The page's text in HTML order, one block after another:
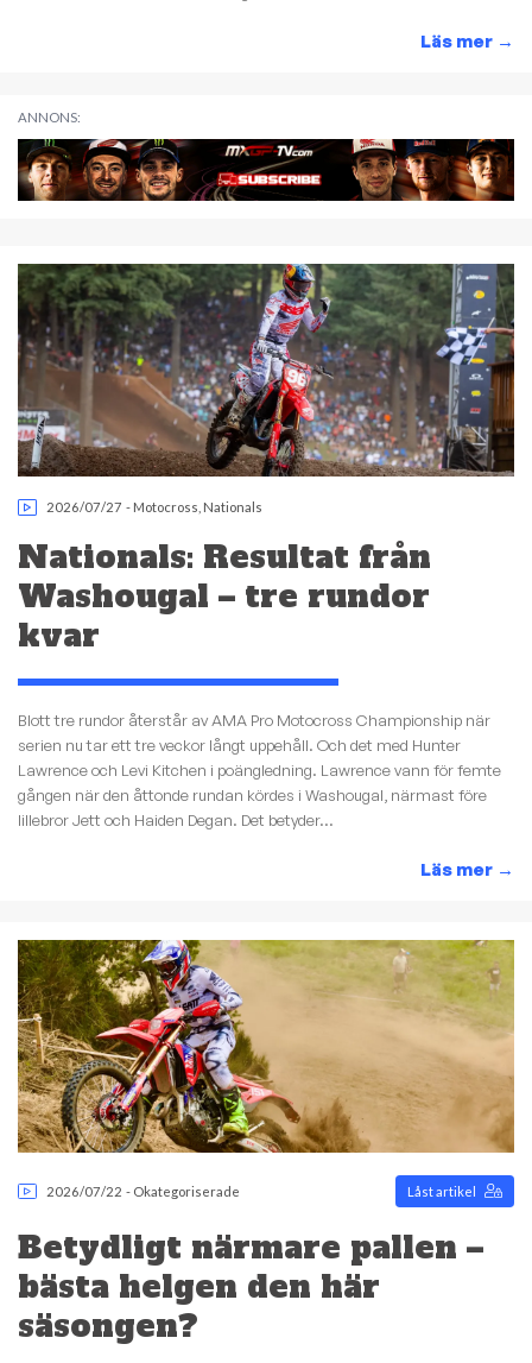
Läs mer →
ANNONS:
2026/07/27 - Motocross Nationals
Nationals: Resultat från
Washougal – tre rundor
kvar
Blott tre rundor återstår av AMA Pro Motocross Championship när
serien nu tar ett tre veckor långt uppehåll. Och det med Hunter
Lawrence och Levi Kitchen i poängledning. Lawrence vann för femte
gången när den åttonde rundan kördes i Washougal, närmast före
lillebror Jett och Haiden Degan. Det betyder...
Läs mer →
2026/07/22 - Okategoriserade Låst artikel
Betydligt närmare pallen –
bästa helgen den här
säsongen?